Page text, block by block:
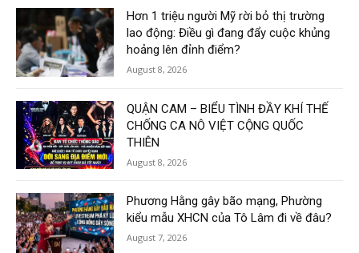
Hơn 1 triệu người Mỹ rời bỏ thị trường
lao động: Điều gì đang đẩy cuộc khủng
hoảng lên đỉnh điểm?
August 8, 2026
QUẬN CAM – BIỂU TÌNH ĐẦY KHÍ THẾ
CHỐNG CA NÔ VIỆT CỘNG QUỐC
THIÊN
August 8, 2026
Phương Hằng gây bão mạng, Phường
kiểu mẫu XHCN của Tô Lâm đi về đâu?
August 7, 2026